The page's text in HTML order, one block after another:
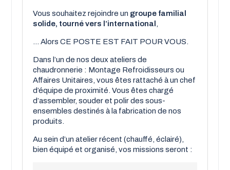
Vous souhaitez rejoindre un groupe familial
solide, tourné vers l’international
Alors CE POSTE EST FAIT POUR VOUS.
Dans l’un de nos deux ateliers de
chaudronnerie : Montage Refroidisseurs ou
Affaires Unitaires, vous êtes rattaché à un chef
d’équipe de proximité. Vous êtes chargé
d’assembler, souder et polir des sous-
ensembles destinés à la fabrication de nos
produits.
Au sein d’un atelier récent (chauffé, éclairé),
bien équipé et organisé, vos missions seront :